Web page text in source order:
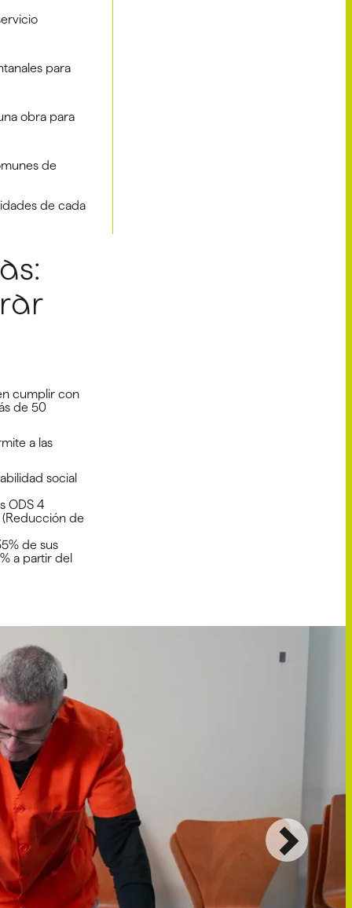
para
obra para
de
de cada
cumplir con
de 50
a las
social
ODS 4
de
de sus
a partir del
Siguiente